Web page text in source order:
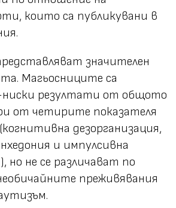
които са публикувани в
значителен
Магьосниците са
ниски резултати от общото
от четирите показателя
дезорганизация,
и импулсивна
но не се различават по
преживявания